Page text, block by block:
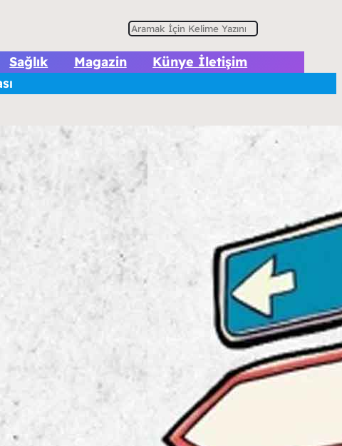
A
r
a
Sağlık Magazin
Künye İletişim